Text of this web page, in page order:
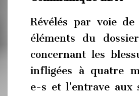
Révélés par voie de
éléments du
concernant les
infligées à quatre
e-s et l’entrave aux